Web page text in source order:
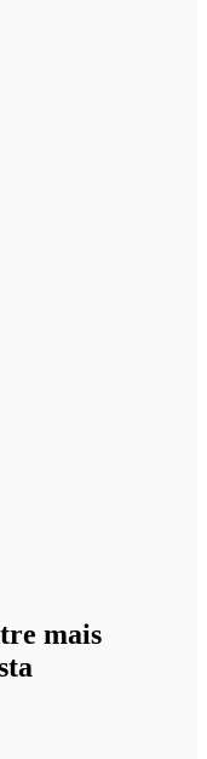
mais